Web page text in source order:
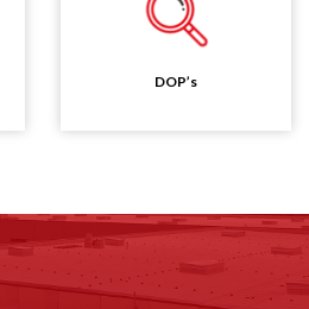
DOP’s